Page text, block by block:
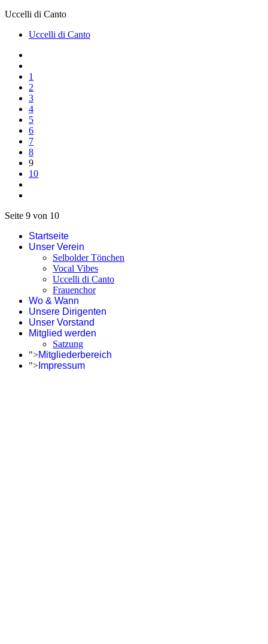
Uccelli di Canto
Uccelli di Canto
1
2
3
4
5
6
7
8
9
10
Seite 9 von 10
Startseite
Unser Verein
Selbolder Tönchen
Vocal Vibes
Uccelli di Canto
Frauenchor
Wo & Wann
Unsere Dirigenten
Unser Vorstand
Mitglied werden
Satzung
">Mitgliederbereich
"> Impressum